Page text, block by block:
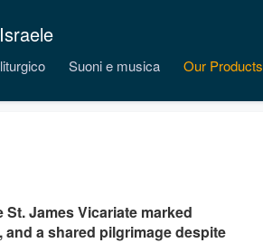
Suoni e musica Our Products
James Vicariate marked
a shared pilgrimage despite